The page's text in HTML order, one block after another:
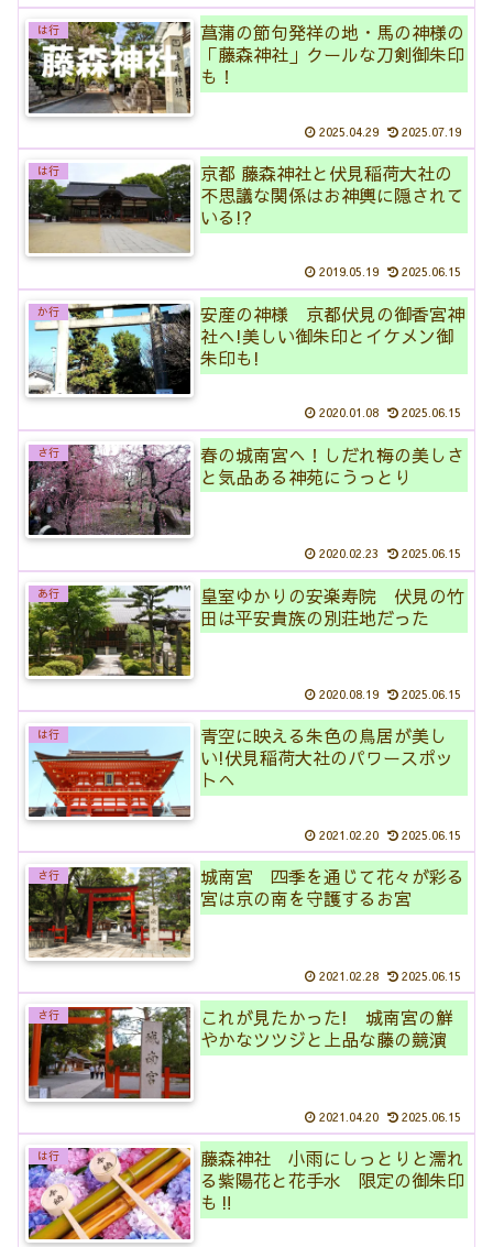
は行
菖蒲の節句発祥の地・馬の神様の
「藤森神社」クールな刀剣御朱印
も！
2025.04.29 2025.07.19
は行
京都 藤森神社と伏見稲荷大社の
不思議な関係はお神輿に隠されて
いる!?
2019.05.19 2025.06.15
か行
安産の神様 京都伏見の御香宮神
社へ!美しい御朱印とイケメン御
朱印も!
2020.01.08 2025.06.15
さ行
春の城南宮へ！しだれ梅の美しさ
と気品ある神苑にうっとり
2020.02.23 2025.06.15
あ行
皇室ゆかりの安楽寿院 伏見の竹
田は平安貴族の別荘地だった
2020.08.19 2025.06.15
は行
青空に映える朱色の鳥居が美し
い!伏見稲荷大社のパワースポッ
トへ
2021.02.20 2025.06.15
さ行
城南宮 四季を通じて花々が彩る
宮は京の南を守護するお宮
2021.02.28 2025.06.15
さ行
これが見たかった! 城南宮の鮮
やかなツツジと上品な藤の競演
2021.04.20 2025.06.15
は行
藤森神社 小雨にしっとりと濡れ
る紫陽花と花手水 限定の御朱印
も‼